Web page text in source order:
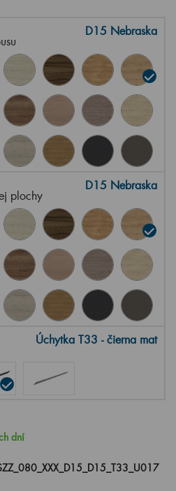
D15 Nebraska
plochy
D15 Nebraska
Úchytka T33 - čierna mat
dní